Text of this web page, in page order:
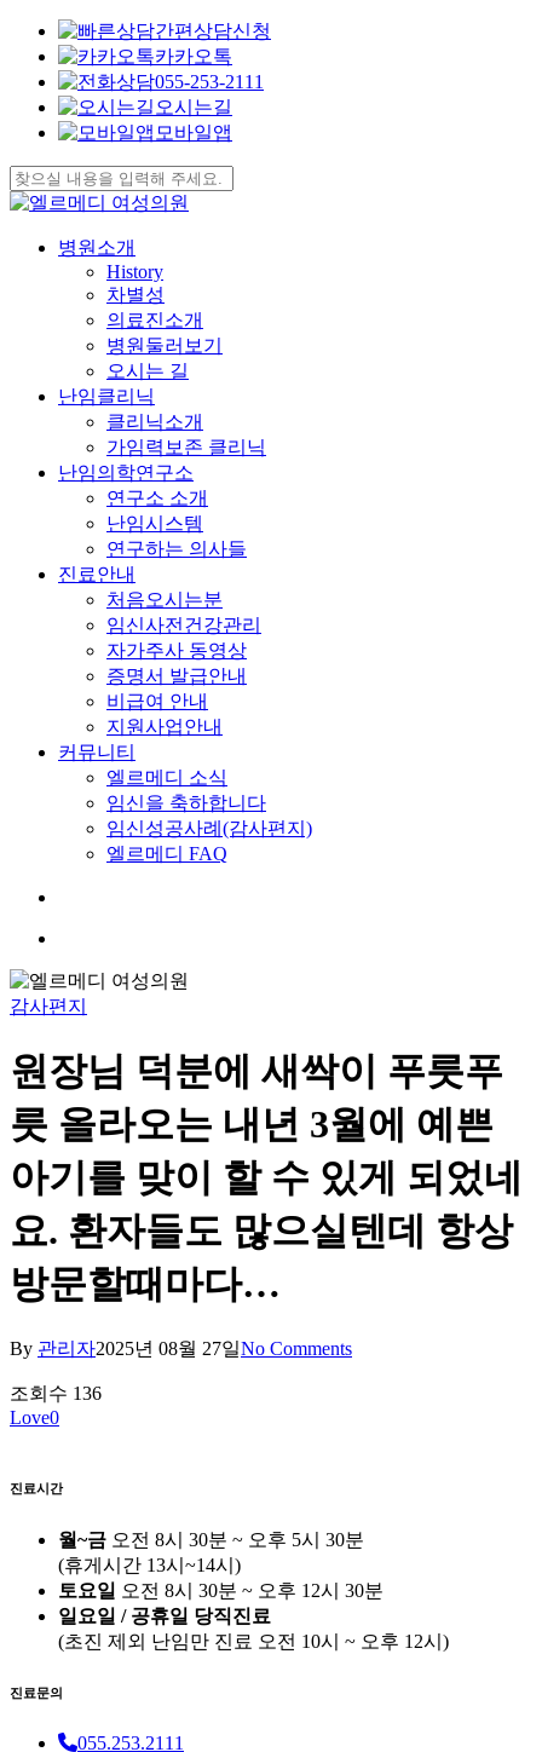
간편상담신청
카카오톡
055-253-2111
오시는길
모바일앱
Skip
to
main
content
Close
search
Menu
병원소개
History
차별성
의료진소개
병원둘러보기
오시는 길
난임클리닉
클리닉소개
가임력보존 클리닉
난임의학연구소
연구소 소개
난임시스템
연구하는 의사들
진료안내
처음오시는분
임신사전건강관리
자가주사 동영상
증명서 발급안내
비급여 안내
지원사업안내
커뮤니티
엘르메디 소식
임신을 축하합니다
임신성공사례(감사편지)
엘르메디 FAQ
감사편지
원장님 덕분에 새싹이 푸릇푸
릇 올라오는 내년 3월에 예쁜
아기를 맞이 할 수 있게 되었네
요. 환자들도 많으실텐데 항상
방문할때마다…
By 관리자2025년 08월 27일No Comments
조회수 136
Love0
진료시간
월~금 오전 8시 30분 ~ 오후 5시 30분
(휴게시간 13시~14시)
토요일 오전 8시 30분 ~ 오후 12시 30분
일요일 / 공휴일 당직진료
(초진 제외 난임만 진료 오전 10시 ~ 오후 12시)
진료문의
055.253.2111